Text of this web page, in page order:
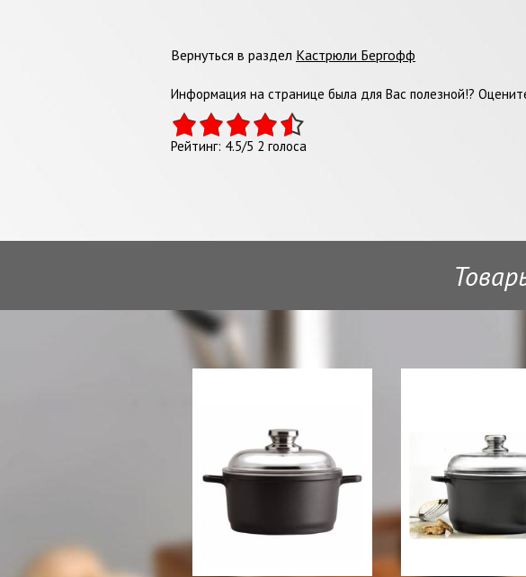
Вернуться в раздел Кастрюли Бергофф
Информация на странице была для Вас полезной!?
Рейтинг: 4.5/5 2 голоса